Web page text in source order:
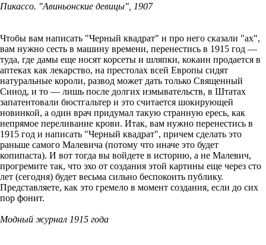
Пикассо. "Авиньонские девицы", 1907
Чтобы вам написать "Черный квадрат" и про него сказали "ах",
вам нужно сесть в машину времени, перенестись в 1915 год —
туда, где дамы еще носят корсеты и шляпки, кокаин продается в
аптеках как лекарство, на престолах всей Европы сидят
натуральные короли, развод может дать только Священный
Синод, и то — лишь после долгих измывательств, в Штатах
запатентовали бюстгальтер и это считается шокирующей
новинкой, а один врач придумал такую странную ересь, как
непрямое переливание крови. Итак, вам нужно перенестись в
1915 год и написать "Черный квадрат", причем сделать это
раньше самого Малевича (потому что иначе это будет
копипаста). И вот тогда вы войдете в историю, а не Малевич,
прогремите так, что эхо от создания этой картины еще через сто
лет (сегодня) будет весьма сильно беспокоить публику.
Представляете, как это гремело в момент создания, если до сих
пор фонит.
Модный журнал 1915 года